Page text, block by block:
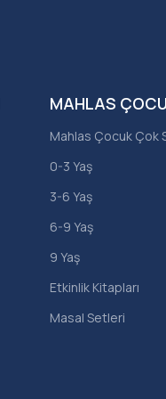
MAHLAS
Mahlas Çocuk Çok
0-3 Yaş
3-6 Yaş
6-9 Yaş
9 Yaş
Etkinlik Kitapları
Masal Setleri